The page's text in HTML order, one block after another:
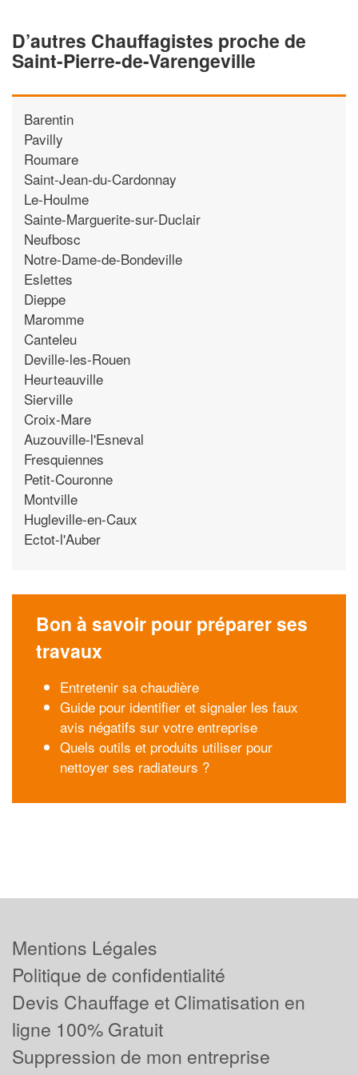
D’autres Chauffagistes proche de
Saint-Pierre-de-Varengeville
Barentin
Pavilly
Roumare
Saint-Jean-du-Cardonnay
Le-Houlme
Sainte-Marguerite-sur-Duclair
Neufbosc
Notre-Dame-de-Bondeville
Eslettes
Dieppe
Maromme
Canteleu
Deville-les-Rouen
Heurteauville
Sierville
Croix-Mare
Auzouville-l'Esneval
Fresquiennes
Petit-Couronne
Montville
Hugleville-en-Caux
Ectot-l'Auber
Bon à savoir pour préparer ses
travaux
Entretenir sa chaudière
Guide pour identifier et signaler les faux
avis négatifs sur votre entreprise
Quels outils et produits utiliser pour
nettoyer ses radiateurs ?
Mentions Légales
Politique de confidentialité
Devis Chauffage et Climatisation en
ligne 100% Gratuit
Suppression de mon entreprise